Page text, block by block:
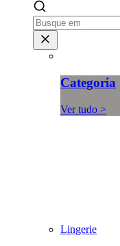
Categoria
Ver tudo >
Lingerie